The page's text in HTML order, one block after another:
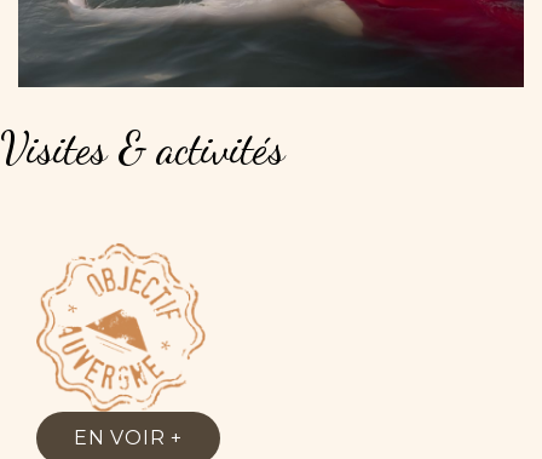
Visites & activités
EN VOIR +